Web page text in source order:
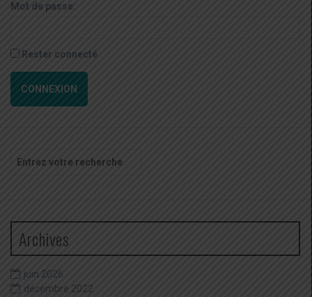
Mot de passe:
Rester connecté
CONNEXION
pour
Archives
juin 2026
décembre 2022